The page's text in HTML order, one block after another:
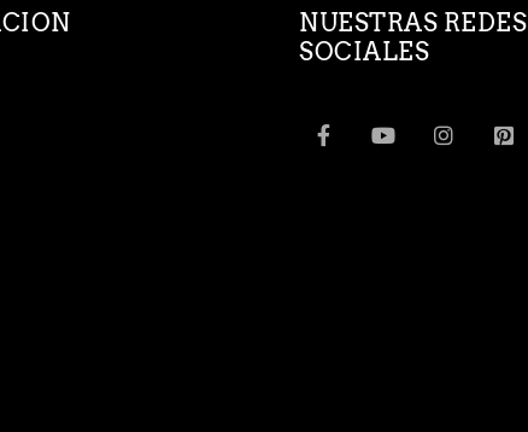
NUESTRAS REDES
SOCIALES